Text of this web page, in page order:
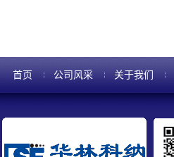
首页 公司风采 关于我们